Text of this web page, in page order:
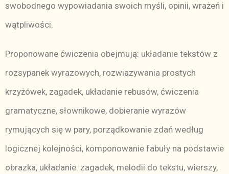
swobodnego wypowiadania swoich myśli, opinii, wrażeń i
wątpliwości.
Proponowane ćwiczenia obejmują: układanie tekstów z
rozsypanek wyrazowych, rozwiazywania prostych
krzyżówek, zagadek, układanie rebusów, ćwiczenia
gramatyczne, słownikowe, dobieranie wyrazów
rymujących się w pary, porządkowanie zdań według
logicznej kolejności, komponowanie fabuły na podstawie
obrazka, układanie: zagadek, melodii do tekstu, wierszy,